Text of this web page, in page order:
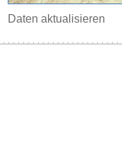
Daten aktualisieren